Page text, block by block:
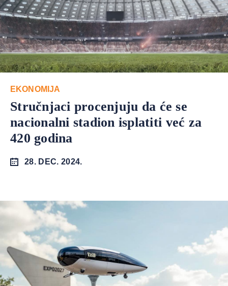
EKONOMIJA
Stručnjaci procenjuju da će se
nacionalni stadion isplatiti već za
420 godina
28. DEC. 2024.